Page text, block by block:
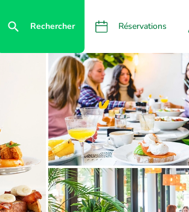
Rechercher Réservations